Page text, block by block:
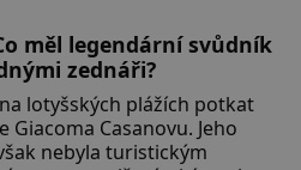
měl legendární svůdník
zednáři?
lotyšských plážích potkat
Casanovu. Jeho
nebyla turistickým